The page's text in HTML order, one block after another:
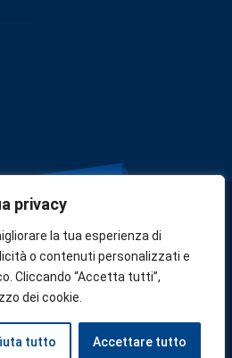
privacy
la tua esperienza di
o contenuti personalizzati e
Cliccando “Accetta tutti”,
dei cookie.
tutto Accettare tutto
Policy•Disclaimer
Serbia. Designed byZoe
Milano